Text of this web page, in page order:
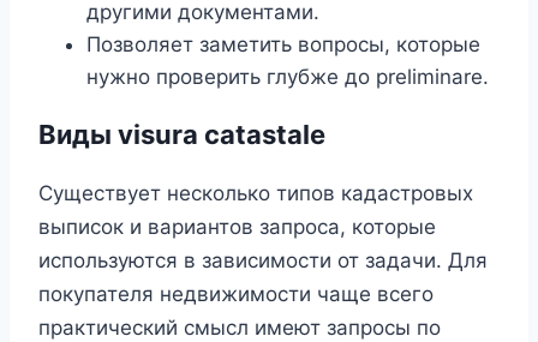
другими документами.
Позволяет заметить вопросы, которые
нужно проверить глубже до preliminare.
Виды visura catastale
Существует несколько типов кадастровых
выписок и вариантов запроса, которые
используются в зависимости от задачи. Для
покупателя недвижимости чаще всего
практический смысл имеют запросы по